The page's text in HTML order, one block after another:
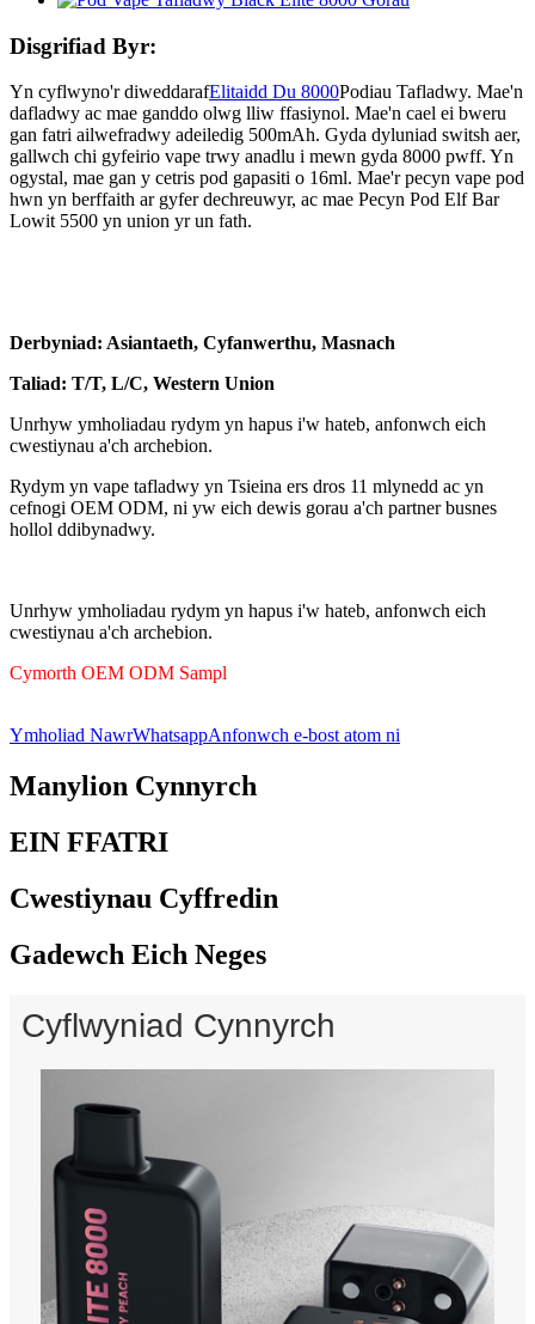
Disgrifiad Byr:
Yn cyflwyno'r diweddarafElitaidd Du 8000Podiau Tafladwy. Mae'n
dafladwy ac mae ganddo olwg lliw ffasiynol. Mae'n cael ei bweru
gan fatri ailwefradwy adeiledig 500mAh. Gyda dyluniad switsh aer,
gallwch chi gyfeirio vape trwy anadlu i mewn gyda 8000 pwff. Yn
ogystal, mae gan y cetris pod gapasiti o 16ml. Mae'r pecyn vape pod
hwn yn berffaith ar gyfer dechreuwyr, ac mae Pecyn Pod Elf Bar
Lowit 5500 yn union yr un fath.
Derbyniad: Asiantaeth, Cyfanwerthu, Masnach
Taliad: T/T, L/C, Western Union
Unrhyw ymholiadau rydym yn hapus i'w hateb, anfonwch eich
cwestiynau a'ch archebion.
Rydym yn vape tafladwy yn Tsieina ers dros 11 mlynedd ac yn
cefnogi OEM ODM, ni yw eich dewis gorau a'ch partner busnes
hollol ddibynadwy.
Unrhyw ymholiadau rydym yn hapus i'w hateb, anfonwch eich
cwestiynau a'ch archebion.
Cymorth OEM ODM Sampl
Ymholiad NawrWhatsappAnfonwch e-bost atom ni
Manylion Cynnyrch
EIN FFATRI
Cwestiynau Cyffredin
Gadewch Eich Neges
Cyflwyniad Cynnyrch